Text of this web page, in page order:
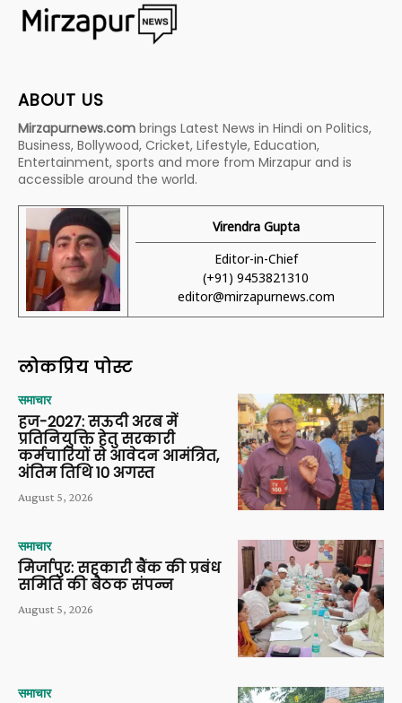
ABOUT US
Mirzapurnews.com brings Latest News in Hindi on Politics,
Business, Bollywood, Cricket, Lifestyle, Education,
Entertainment, sports and more from Mirzapur and is
accessible around the world.
Virendra Gupta
Editor-in-Chief
(+91) 9453821310
editor@mirzapurnews.com
लोकप्रिय पोस्ट
समाचार
हज-2027: सऊदी अरब में
प्रतिनियुक्ति हेतु सरकारी
कर्मचारियों से आवेदन आमंत्रित,
अंतिम तिथि 10 अगस्त
August 5, 2026
समाचार
मिर्जापुर: सहकारी बैंक की प्रबंध
समिति की बैठक संपन्न
August 5, 2026
समाचार